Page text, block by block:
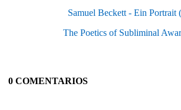
Samuel Beckett - Ein Portrait
The Poetics of Subliminal
0 COMENTARIOS